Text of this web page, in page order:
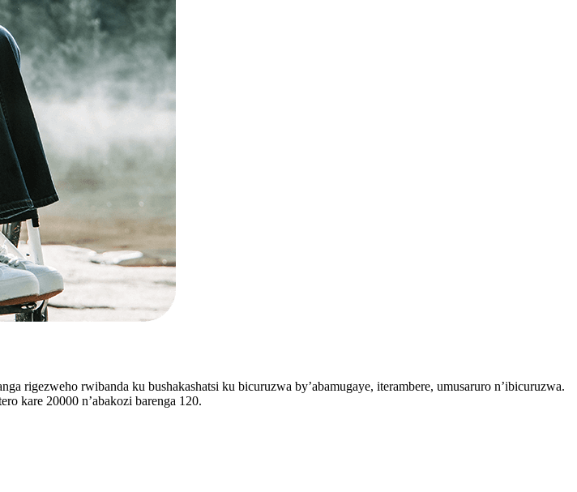
rigezweho rwibanda ku bushakashatsi ku bicuruzwa by’abamugaye, iterambere, umusaruro n’ibicuruzwa.
kare 20000 n’abakozi barenga 120.